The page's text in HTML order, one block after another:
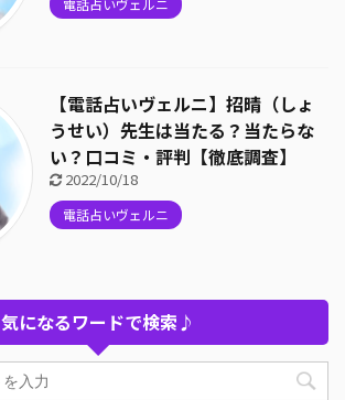
【電話占いヴェルニ】招晴（しょ
うせい）先生は当たる？当たらな
い？口コミ・評判【徹底調査】
2022/10/18
電話占いヴェルニ
気になるワードで検索♪